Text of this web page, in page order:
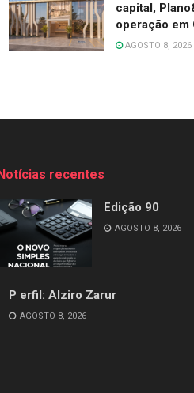
capital,
operação em
AGOSTO 8, 2026
Notícias recentes
Edição 90
AGOSTO 8, 2026
P erfil: Alziro Zarur
AGOSTO 8, 2026